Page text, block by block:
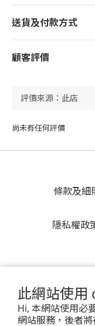
此網站使用
Hi, 本網站使用必
網站服務，後者
送貨及付款方式
顧客評價
尚未有任何評價
條款及細
隱私權政